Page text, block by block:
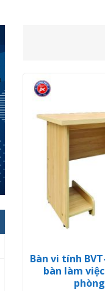
Bàn vi tính
bàn làm